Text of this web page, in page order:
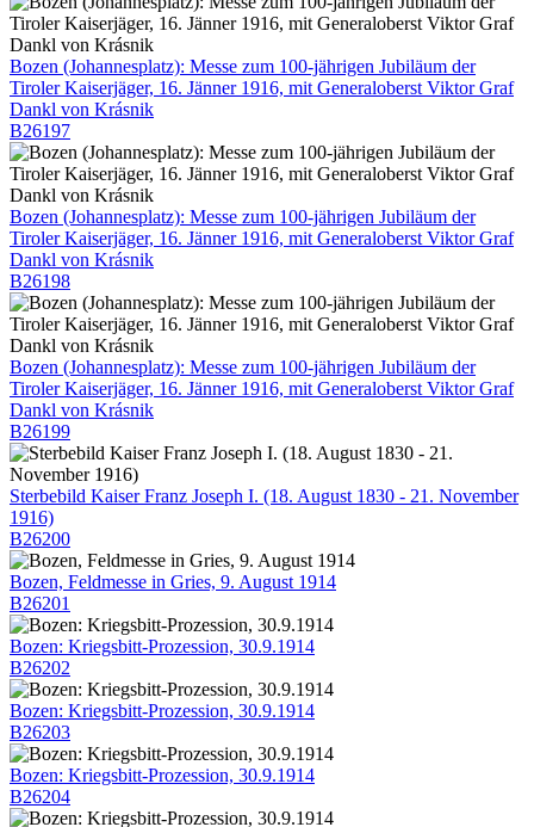
Bozen (Johannesplatz): Messe zum 100-jährigen Jubiläum der
Tiroler Kaiserjäger, 16. Jänner 1916, mit Generaloberst Viktor Graf
Dankl von Krásnik
B26197
Bozen (Johannesplatz): Messe zum 100-jährigen Jubiläum der
Tiroler Kaiserjäger, 16. Jänner 1916, mit Generaloberst Viktor Graf
Dankl von Krásnik
B26198
Bozen (Johannesplatz): Messe zum 100-jährigen Jubiläum der
Tiroler Kaiserjäger, 16. Jänner 1916, mit Generaloberst Viktor Graf
Dankl von Krásnik
B26199
Sterbebild Kaiser Franz Joseph I. (18. August 1830 - 21. November
1916)
B26200
Bozen, Feldmesse in Gries, 9. August 1914
B26201
Bozen: Kriegsbitt-Prozession, 30.9.1914
B26202
Bozen: Kriegsbitt-Prozession, 30.9.1914
B26203
Bozen: Kriegsbitt-Prozession, 30.9.1914
B26204